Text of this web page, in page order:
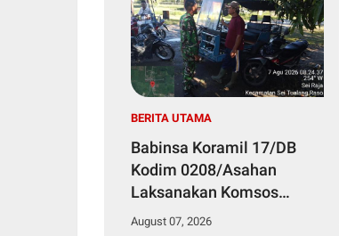
BERITA UTAMA
Babinsa Koramil 17/DB
Kodim 0208/Asahan
Laksanakan Komsos
Bersama Dengan Abang
August 07, 2026